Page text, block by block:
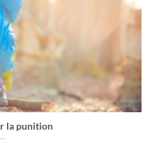
la punition